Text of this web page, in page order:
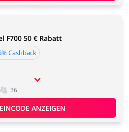
F700 50 € Rabatt
Cashback
36
ANZEIGEN